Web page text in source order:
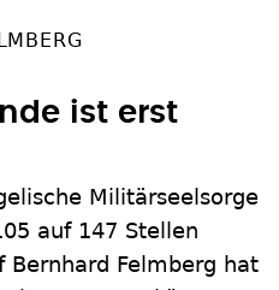
ist erst
Militärseelsorge
auf 147 Stellen
Bernhard Felmberg hat